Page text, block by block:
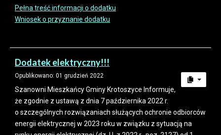
Pełna treść informacji o dodatku
Wniosek o przyznanie dodatku
Dodatek elektryczny!!!
Opublikowano: 01 grudzień 2022
Szanowni Mieszkańcy Gminy Krotoszyce Informuje,
że zgodnie z ustawą z dnia 7 października 2022 r.
o szczególnych rozwiązaniach służących ochronie odbiorców
energii elektrycznej w 2023 roku w związku z sytuacją na